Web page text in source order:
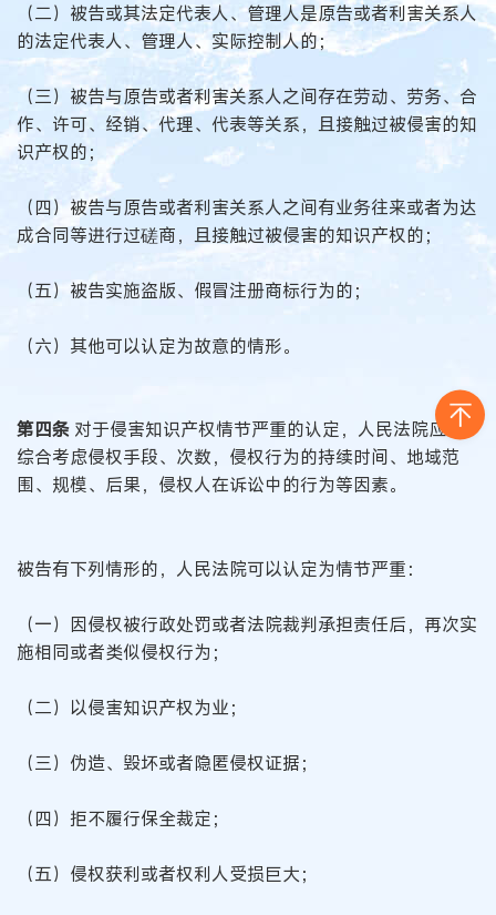
（二）被告或其法定代表人、管理人是原告或者利害关系人
的法定代表人、管理人、实际控制人的；
（三）被告与原告或者利害关系人之间存在劳动、劳务、合
作、许可、经销、代理、代表等关系，且接触过被侵害的知
识产权的；
（四）被告与原告或者利害关系人之间有业务往来或者为达
成合同等进行过磋商，且接触过被侵害的知识产权的；
（五）被告实施盗版、假冒注册商标行为的；
（六）其他可以认定为故意的情形。
第四条 对于侵害知识产权情节严重的认定，人民法院应当
综合考虑侵权手段、次数，侵权行为的持续时间、地域范
围、规模、后果，侵权人在诉讼中的行为等因素。
被告有下列情形的，人民法院可以认定为情节严重：
（一）因侵权被行政处罚或者法院裁判承担责任后，再次实
施相同或者类似侵权行为；
（二）以侵害知识产权为业；
（三）伪造、毁坏或者隐匿侵权证据；
（四）拒不履行保全裁定；
（五）侵权获利或者权利人受损巨大；